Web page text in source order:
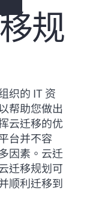
是空的
规
织的 IT 资
帮助您做出
云迁移的优
台并不容
因素。云迁
迁移规划可
顺利迁移到